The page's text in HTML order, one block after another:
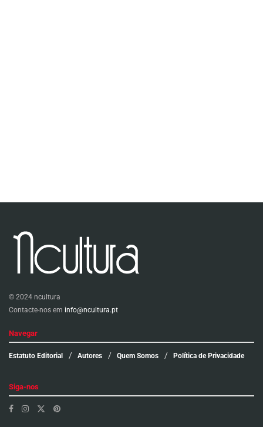
© 2024 ncultura
Contacte-nos em info@ncultura.pt
Navegar
Estatuto Editorial Autores Quem Somos Política de Privacidade
Siga-nos